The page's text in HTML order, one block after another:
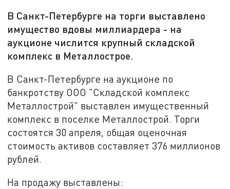
В Санкт-Петербурге на торги выставлено
имущество вдовы миллиардера - на
аукционе числится крупный складской
комплекс в Металлострое.
В Санкт-Петербурге на аукционе по
банкротству ООО "Складской комплекс
Металлострой" выставлен имущественный
комплекс в поселке Металлострой. Торги
состоятся 30 апреля, общая оценочная
стоимость активов составляет 376 миллионов
рублей.
На продажу выставлены: